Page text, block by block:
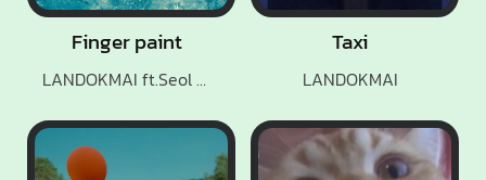
Finger paint
LANDOKMAI ft.Seol Hoseung of SURL
Taxi
LANDOKMAI